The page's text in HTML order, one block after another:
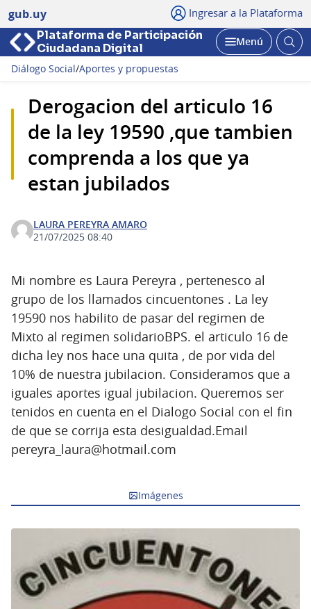
gub.uy Ingresar a la Plataforma
Plataforma de Participación
Ciudadana Digital
Abrir
Menú
Diálogo Social/Aportes y propuestas
Derogacion del articulo 16
de la ley 19590 ,que tambien
comprenda a los que ya
estan jubilados
LAURA PEREYRA AMARO
21/07/2025 08:40
Mi nombre es Laura Pereyra , pertenesco al
grupo de los llamados cincuentones . La ley
19590 nos habilito de pasar del regimen de
Mixto al regimen solidarioBPS. el articulo 16 de
dicha ley nos hace una quita , de por vida del
10% de nuestra jubilacion. Consideramos que a
iguales aportes igual jubilacion. Queremos ser
tenidos en cuenta en el Dialogo Social con el fin
de que se corrija esta desigualdad.Email
pereyra_laura@hotmail.com
Imágenes